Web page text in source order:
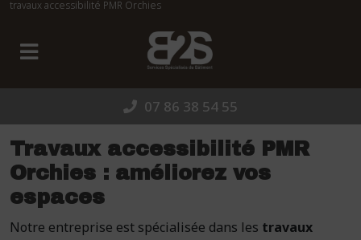
travaux accessibilité PMR Orchies
07 86 38 54 55
Travaux accessibilité PMR
Orchies : améliorez vos
espaces
Notre entreprise est spécialisée dans les travaux
Panneau de gestion des cookies